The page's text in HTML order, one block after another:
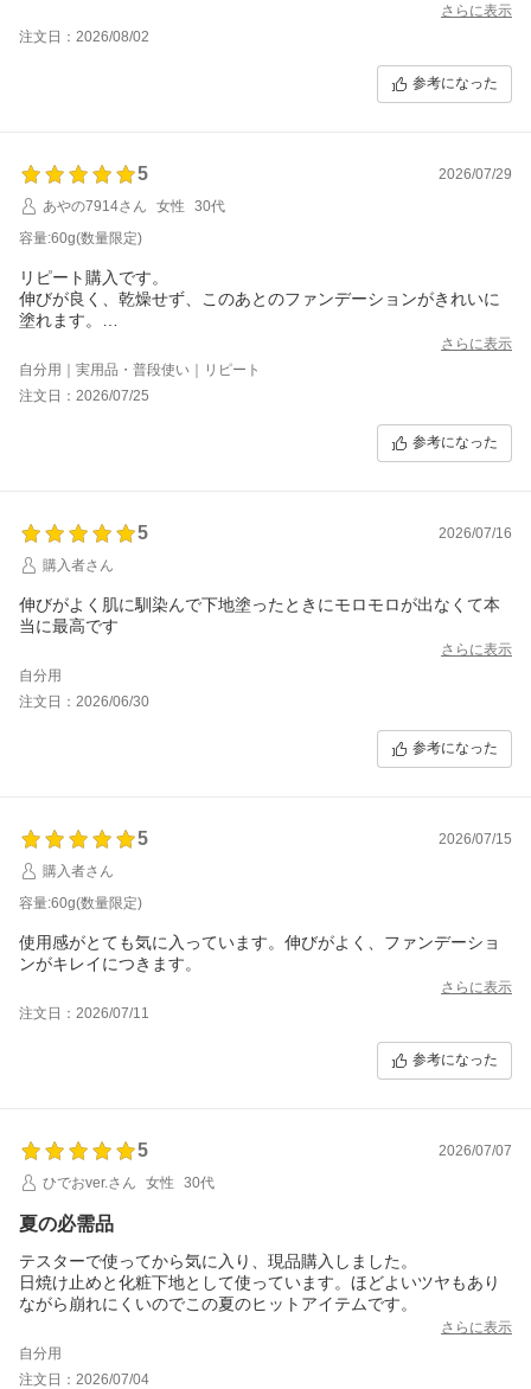
さらに表示
注文日：2026/08/02
参考になった
5
2026/07/29
あやの7914さん
女性
30代
容量:60g(数量限定)
リピート購入です。
伸びが良く、乾燥せず、このあとのファンデーションがきれいに
塗れます。
さらに表示
自分用｜実用品・普段使い｜リピート
注文日：2026/07/25
参考になった
5
2026/07/16
購入者さん
伸びがよく肌に馴染んで下地塗ったときにモロモロが出なくて本
当に最高です
さらに表示
自分用
注文日：2026/06/30
参考になった
5
2026/07/15
購入者さん
容量:60g(数量限定)
使用感がとても気に入っています。伸びがよく、ファンデーショ
ンがキレイにつきます。
さらに表示
注文日：2026/07/11
参考になった
5
2026/07/07
ひでおver.さん
女性 30代
夏の必需品
テスターで使ってから気に入り、現品購入しました。
日焼け止めと化粧下地として使っています。ほどよいツヤもあり
ながら崩れにくいのでこの夏のヒットアイテムです。
さらに表示
自分用
注文日：2026/07/04